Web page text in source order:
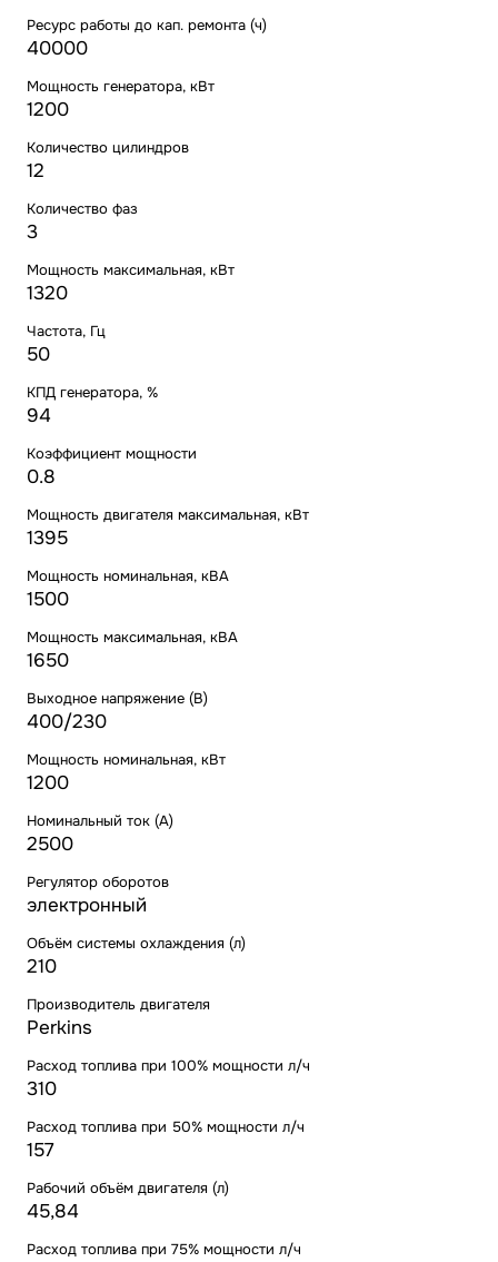
Ресурс работы до кап. ремонта (ч)
40000
Мощность генератора, кВт
1200
Количество цилиндров
12
Количество фаз
3
Мощность максимальная, кВт
1320
Частота, Гц
50
КПД генератора, %
94
Коэффициент мощности
0.8
Мощность двигателя максимальная, кВт
1395
Мощность номинальная, кВА
1500
Мощность максимальная, кВА
1650
Выходное напряжение (В)
400/230
Мощность номинальная, кВт
1200
Номинальный ток (А)
2500
Регулятор оборотов
электронный
Объём системы охлаждения (л)
210
Производитель двигателя
Perkins
Расход топлива при 100% мощности л/ч
310
Расход топлива при 50% мощности л/ч
157
Рабочий объём двигателя (л)
45,84
Расход топлива при 75% мощности л/ч